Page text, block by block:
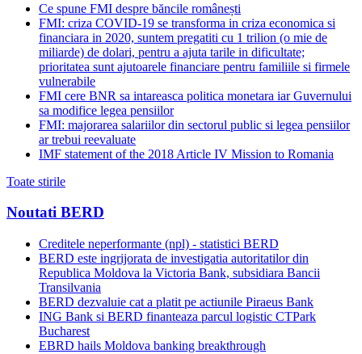
Ce spune FMI despre băncile românești
FMI: criza COVID-19 se transforma in criza economica si
financiara in 2020, suntem pregatiti cu 1 trilion (o mie de
miliarde) de dolari, pentru a ajuta tarile in dificultate;
prioritatea sunt ajutoarele financiare pentru familiile si firmele
vulnerabile
FMI cere BNR sa intareasca politica monetara iar Guvernului
sa modifice legea pensiilor
FMI: majorarea salariilor din sectorul public si legea pensiilor
ar trebui reevaluate
IMF statement of the 2018 Article IV Mission to Romania
Toate stirile
Noutati BERD
Creditele neperformante (npl) - statistici BERD
BERD este ingrijorata de investigatia autoritatilor din
Republica Moldova la Victoria Bank, subsidiara Bancii
Transilvania
BERD dezvaluie cat a platit pe actiunile Piraeus Bank
ING Bank si BERD finanteaza parcul logistic CTPark
Bucharest
EBRD hails Moldova banking breakthrough